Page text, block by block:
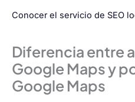
Conocer el servicio de SEO
Diferencia entre
Google Maps y
Google Maps